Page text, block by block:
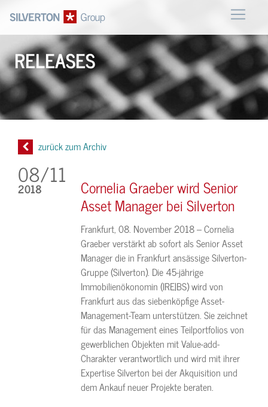
RELEASES
zurück zum Archiv
08/11
2018 Cornelia Graeber wird Senior
Asset Manager bei Silverton
Frankfurt, 08. November 2018 –Cornelia
Graeber verstärkt ab sofort als Senior Asset
Manager die in Frankfurt ansässige Silverton-
Gruppe (Silverton). Die 45-jährige
Immobilienökonomin (IRE|BS) wird von
Frankfurt aus das siebenköpfige Asset-
Management-Team unterstützen. Sie zeichnet
für das Management eines Teilportfolios von
gewerblichen Objekten mit Value-add-
Charakter verantwortlich und wird mit ihrer
Expertise Silverton bei der Akquisition und
dem Ankauf neuer Projekte beraten.